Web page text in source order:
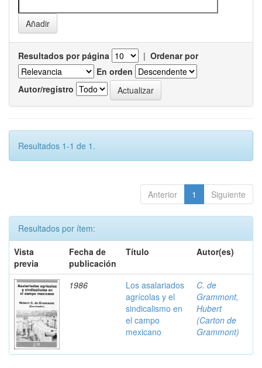
Resultados por página | Ordenar por
En orden
Autor/registro
Resultados 1-1 de 1.
Anterior 1 Siguiente
Resultados por ítem:
Vista
previa
Fecha de
publicación
Título Autor(es)
1986
Los asalariados
agrícolas y el
sindicalismo en
el campo
mexicano
C. de
Grammont,
Hubert
(Carton de
Grammont)